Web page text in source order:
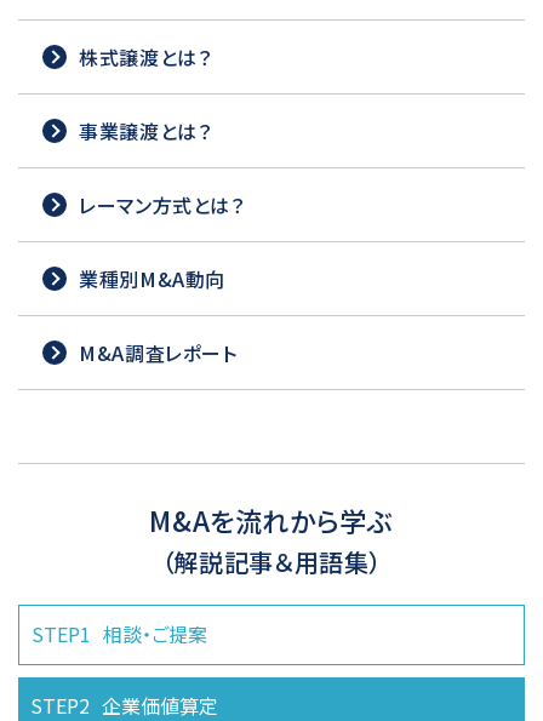
株式譲渡とは？
事業譲渡とは？
レーマン方式とは？
業種別M&A動向
M&A調査レポート
M&Aを流れから学ぶ
（解説記事＆用語集）
STEP1 相談・ご提案
STEP2 企業価値算定